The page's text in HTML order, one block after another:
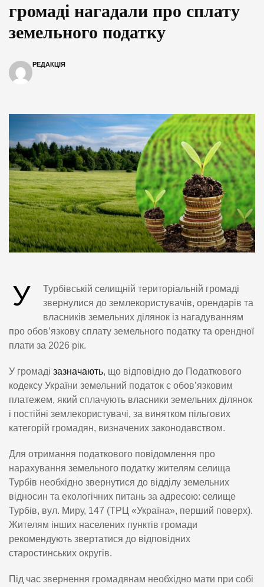
громаді нагадали про сплату
земельного податку
РЕДАКЦІЯ
У
Турбівській селищній територіальній громаді
звернулися до землекористувачів, орендарів та
власників земельних ділянок із нагадуванням
про обов’язкову сплату земельного податку та орендної
плати за 2026 рік.
У громаді зазначають, що відповідно до Податкового
кодексу України земельний податок є обов’язковим
платежем, який сплачують власники земельних ділянок
і постійні землекористувачі, за винятком пільгових
категорій громадян, визначених законодавством.
Для отримання податкового повідомлення про
нарахування земельного податку жителям селища
Турбів необхідно звернутися до відділу земельних
відносин та екологічних питань за адресою: селище
Турбів, вул. Миру, 147 (ТРЦ «Україна», перший поверх).
Жителям інших населених пунктів громади
рекомендують звертатися до відповідних
старостинських округів.
Під час звернення громадянам необхідно мати при собі